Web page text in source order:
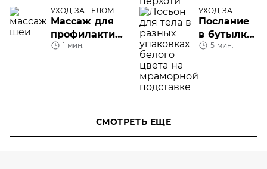
Vichy
УХОД ЗА ТЕЛОМ
Массаж для
профилактики
морщин на
1 мин.
УХОД ЗА
ТЕЛОМ
Послание
в бутылке:
лосьон для
5 мин.
СМОТРЕТЬ ЕЩЕ